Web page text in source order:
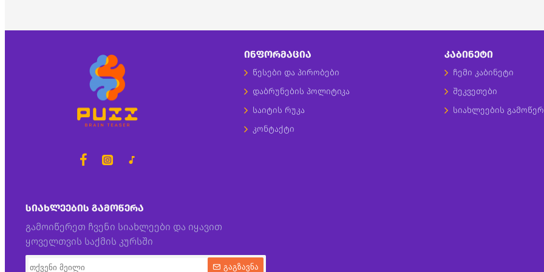
ᲘᲜᲤᲝᲠᲛᲐᲪᲘᲐ
წესები და პირობები
დაბრუნების პოლიტიკა
საიტის რუკა
კონტაქტი
ᲙᲐᲑᲘᲜᲔᲢᲘ
ჩემი კაბინეტი
შეკვეთები
სიახლეების
ᲡᲘᲐᲮᲚᲔᲔᲑᲘᲡ ᲒᲐᲛᲝᲬᲔᲠᲐ
გამოიწერეთ ჩვენი სიახლეები და იყავით
ყოველთვის საქმის კურსში
გაგზავნა